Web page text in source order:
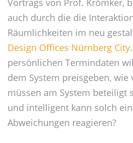
Vortrags von Prof. Krömker,
auch durch die die
Räumlichkeiten im neu
Design Offices Nürnberg City
persönlichen Termindaten
dem System preisgeben, wie
müssen am System beteiligt
und intelligent kann solch
Abweichungen reagieren?